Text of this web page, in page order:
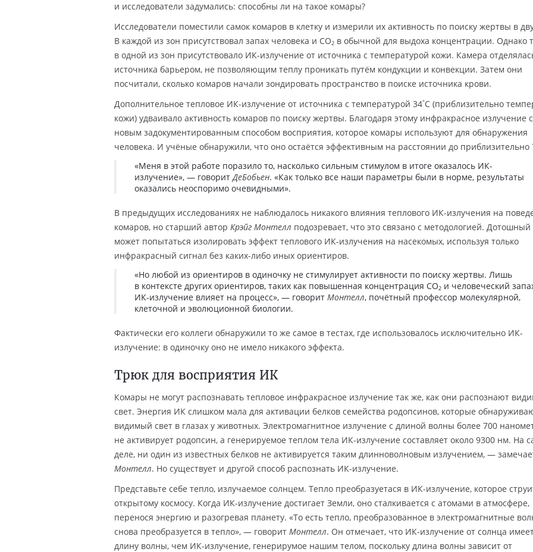
и исследователи задумались: способны ли на такое комары?
Исследователи поместили самок комаров в клетку и измерили их активность по поиску жертвы в
В каждой из зон присутствовал запах человека и СО2 в обычной для выдоха концентрации. Однако
в одной из зон присутствовало ИК-излучение от источника с температурой кожи. Камера
источника барьером, не позволяющим теплу проникать путём кондукции и конвекции. Затем они
посчитали, сколько комаров начали зондировать пространство в поиске источника крови.
Дополнительное тепловое ИК-излучение от источника с температурой 34°С (приблизительно
кожи) удваивало активность комаров по поиску жертвы. Благодаря этому инфракрасное излучение
новым задокументированным способом восприятия, которое комары используют для обнаружения
человека. И учёные обнаружили, что оно остаётся эффективным на расстоянии до приблизительно
«Меня в этой работе поразило то, насколько сильным стимулом в итоге оказалось ИК-
излучение», — говоритДеБобьен. «Как только все наши параметры были в норме, результаты
оказались неоспоримо очевидными».
В предыдущих исследованиях не наблюдалось никакого влияния теплового ИК-излучения на
комаров, но старший автор Крэйг Монтелл подозревает, что это связано с методологией.
может попытаться изолировать эффект теплового ИК-излучения на насекомых, используя только
инфракрасный сигнал без каких-либо иных ориентиров.
«Но любой из ориентиров в одиночку не стимулирует активности по поиску жертвы. Лишь
в контексте других ориентиров, таких как повышенная концентрация СО2 и человеческий
ИК-излучение влияет на процесс», — говорит Монтелл, почётный профессор молекулярной,
клеточной и эволюционной биологии.
Фактически его коллеги обнаружили то же самое в тестах, где использовалось исключительно ИК-
излучение: в одиночку оно не имело никакого эффекта.
Трюк для восприятия ИК
Комары не могут распознавать тепловое инфракрасное излучение так же, как они распознают
свет. Энергия ИК слишком мала для активации белков семейства родопсинов, которые
видимый свет в глазах у животных. Электромагнитное излучение с длиной волны более 700
не активирует родопсин, а генерируемое теплом тела ИК-излучение составляет около 9300 нм. На
деле, ни один из известных белков не активируется таким длинноволновым излучением, ―
Монтелл. Но существует и другой способ распознать ИК-излучение.
Представьте себе тепло, излучаемое солнцем. Тепло преобразуетася в ИК-излучение, которое
открытому космосу. Когда ИК-излучение достигает Земли, оно сталкивается с атомами в атмосфере,
перенося энергию и разогревая планету. «То есть тепло, преобразованное в электромагнитные
снова преобразуется в тепло», — говорит Монтелл. Он отмечает, что ИК-излучение от солнца
длину волны, чем ИК-излучение, генерирумое нашим телом, поскольку длина волны зависит от